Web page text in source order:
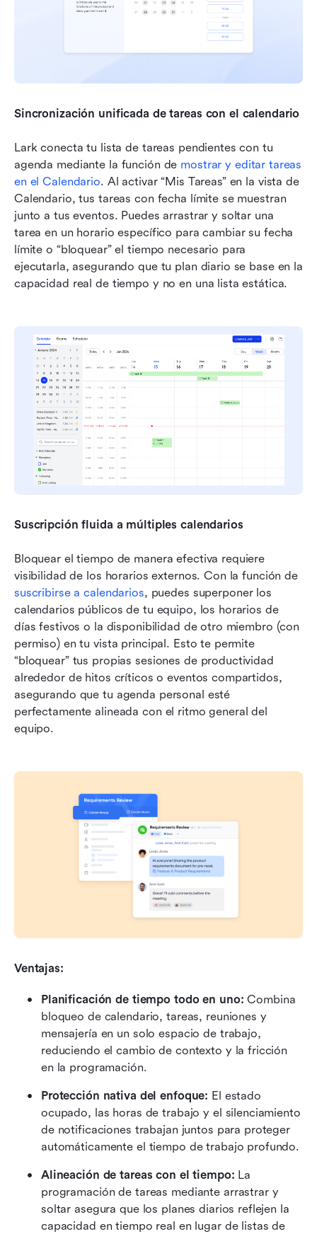
Sincronización unificada de tareas con el calendario
Lark conecta tu lista de tareas pendientes con tu
agenda mediante la función de mostrar y editar tareas
en el Calendario. Al activar “Mis Tareas” en la vista de
Calendario, tus tareas con fecha límite se muestran
junto a tus eventos. Puedes arrastrar y soltar una
tarea en un horario específico para cambiar su fecha
límite o “bloquear” el tiempo necesario para
ejecutarla, asegurando que tu plan diario se base en la
capacidad real de tiempo y no en una lista estática.
Suscripción fluida a múltiples calendarios
Bloquear el tiempo de manera efectiva requiere
visibilidad de los horarios externos. Con la función de
suscribirse a calendarios, puedes superponer los
calendarios públicos de tu equipo, los horarios de
días festivos o la disponibilidad de otro miembro (con
permiso) en tu vista principal. Esto te permite
“bloquear” tus propias sesiones de productividad
alrededor de hitos críticos o eventos compartidos,
asegurando que tu agenda personal esté
perfectamente alineada con el ritmo general del
equipo.
Ventajas:
Planificación de tiempo todo en uno: Combina
bloqueo de calendario, tareas, reuniones y
mensajería en un solo espacio de trabajo,
reduciendo el cambio de contexto y la fricción
en la programación.
Protección nativa del enfoque: El estado
ocupado, las horas de trabajo y el silenciamiento
de notificaciones trabajan juntos para proteger
automáticamente el tiempo de trabajo profundo.
Alineación de tareas con el tiempo: La
programación de tareas mediante arrastrar y
soltar asegura que los planes diarios reflejen la
capacidad en tiempo real en lugar de listas de